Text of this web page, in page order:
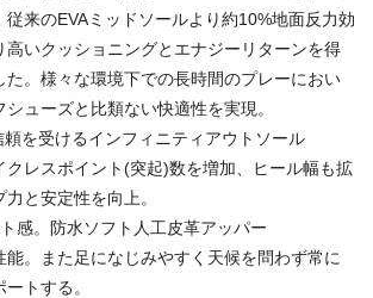
従来のEVAミッドソールより約10%地面反力効
高いクッショニングとエナジーリターンを得
た。様々な環境下での長時間のプレーにおい
ューズと比類ない快適性を実現。
を受けるインフィニティアウトソール
クレスポイント(突起)数を増加、ヒール幅も拡
と安定性を向上。
感。防水ソフト人工皮革アッパー
能。また足になじみやすく天候を問わず常に
トする。